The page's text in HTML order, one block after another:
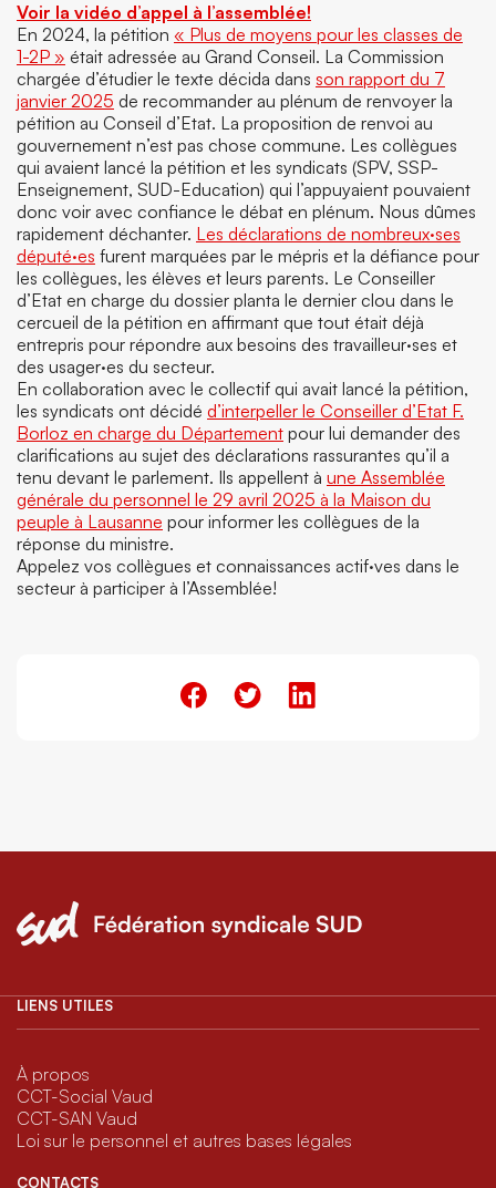
Voir la vidéo d’appel à l’assemblée!
En 2024, la pétition « Plus de moyens pour les classes de
1-2P » était adressée au Grand Conseil. La Commission
chargée d’étudier le texte décida dans son rapport du 7
janvier 2025 de recommander au plénum de renvoyer la
pétition au Conseil d’Etat. La proposition de renvoi au
gouvernement n’est pas chose commune. Les collègues
qui avaient lancé la pétition et les syndicats (SPV, SSP-
Enseignement, SUD-Education) qui l’appuyaient pouvaient
donc voir avec confiance le débat en plénum. Nous dûmes
rapidement déchanter. Les déclarations de nombreux·ses
député·es furent marquées par le mépris et la défiance pour
les collègues, les élèves et leurs parents. Le Conseiller
d’Etat en charge du dossier planta le dernier clou dans le
cercueil de la pétition en affirmant que tout était déjà
entrepris pour répondre aux besoins des travailleur·ses et
des usager·es du secteur.
En collaboration avec le collectif qui avait lancé la pétition,
les syndicats ont décidé d’interpeller le Conseiller d’Etat F.
Borloz en charge du Département pour lui demander des
clarifications au sujet des déclarations rassurantes qu’il a
tenu devant le parlement. Ils appellent à une Assemblée
générale du personnel le 29 avril 2025 à la Maison du
peuple à Lausanne pour informer les collègues de la
réponse du ministre.
Appelez vos collègues et connaissances actif·ves dans le
secteur à participer à l’Assemblée!
LIENS UTILES
À propos
CCT-Social Vaud
CCT-SAN Vaud
Loi sur le personnel et autres bases légales
CONTACTS